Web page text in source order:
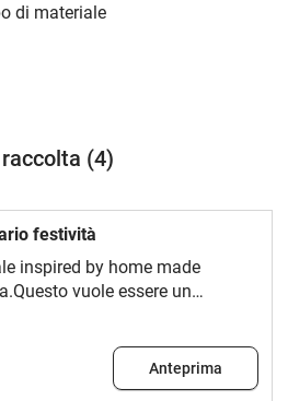
di materiale
(4)
festività
inspired by home made
vuole essere un
e staccare facilmente le varie
e appendere, sulla porta o
Anteprima